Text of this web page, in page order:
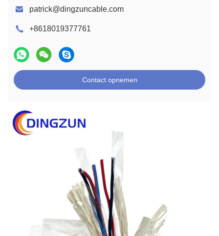
patrick@dingzuncable.com
+8618019377761
Contact opnemen